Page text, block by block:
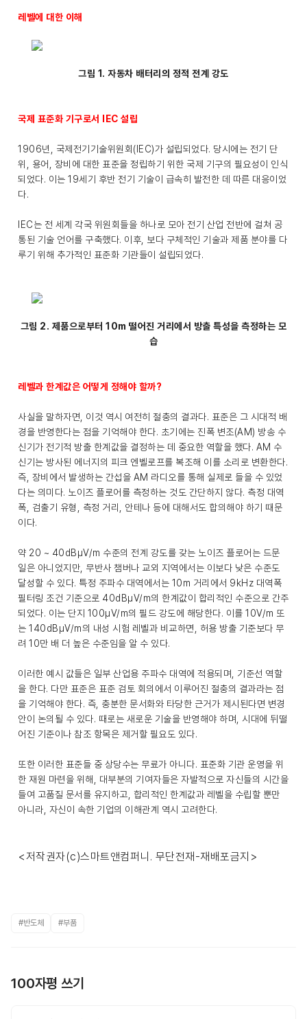
레벨에 대한 이해
그림 1. 자동차 배터리의 정적 전계 강도
국제 표준화 기구로서 IEC 설립
1906년, 국제전기기술위원회(IEC)가 설립되었다. 당시에는 전기 단
위, 용어, 장비에 대한 표준을 정립하기 위한 국제 기구의 필요성이 인식
되었다. 이는 19세기 후반 전기 기술이 급속히 발전한 데 따른 대응이었
다.
IEC는 전 세계 각국 위원회들을 하나로 모아 전기 산업 전반에 걸쳐 공
통된 기술 언어를 구축했다. 이후, 보다 구체적인 기술과 제품 분야를 다
루기 위해 추가적인 표준화 기관들이 설립되었다.
그림 2. 제품으로부터 10m 떨어진 거리에서 방출 특성을 측정하는 모
습
레벨과 한계값은 어떻게 정해야 할까?
사실을 말하자면, 이것 역시 여전히 절충의 결과다. 표준은 그 시대적 배
경을 반영한다는 점을 기억해야 한다. 초기에는 진폭 변조(AM) 방송 수
신기가 전기적 방출 한계값을 결정하는 데 중요한 역할을 했다. AM 수
신기는 방사된 에너지의 피크 엔벨로프를 복조해 이를 소리로 변환한다.
즉, 장비에서 발생하는 간섭을 AM 라디오를 통해 실제로 들을 수 있었
다는 의미다. 노이즈 플로어를 측정하는 것도 간단하지 않다. 측정 대역
폭, 검출기 유형, 측정 거리, 안테나 등에 대해서도 합의해야 하기 때문
이다.
약 20 ~ 40dBμV/m 수준의 전계 강도를 갖는 노이즈 플로어는 드문
일은 아니었지만, 무반사 챔버나 교외 지역에서는 이보다 낮은 수준도
달성할 수 있다. 특정 주파수 대역에서는 10m 거리에서 9kHz 대역폭
필터링 조건 기준으로 40dBμV/m의 한계값이 합리적인 수준으로 간주
되었다. 이는 단지 100μV/m의 필드 강도에 해당한다. 이를 10V/m 또
는 140dBμV/m의 내성 시험 레벨과 비교하면, 허용 방출 기준보다 무
려 10만 배 더 높은 수준임을 알 수 있다.
이러한 예시 값들은 일부 산업용 주파수 대역에 적용되며, 기준선 역할
을 한다. 다만 표준은 표준 검토 회의에서 이루어진 절충의 결과라는 점
을 기억해야 한다. 즉, 충분한 문서화와 타당한 근거가 제시된다면 변경
안이 논의될 수 있다. 때로는 새로운 기술을 반영해야 하며, 시대에 뒤떨
어진 기준이나 참조 항목은 제거할 필요도 있다.
또한 이러한 표준들 중 상당수는 무료가 아니다. 표준화 기관 운영을 위
한 재원 마련을 위해, 대부분의 기여자들은 자발적으로 자신들의 시간을
들여 고품질 문서를 유지하고, 합리적인 한계값과 레벨을 수립할 뿐만
아니라, 자신이 속한 기업의 이해관계 역시 고려한다.
<저작권자(c)스마트앤컴퍼니. 무단전재-재배포금지>
#반도체 #부품
100자평 쓰기